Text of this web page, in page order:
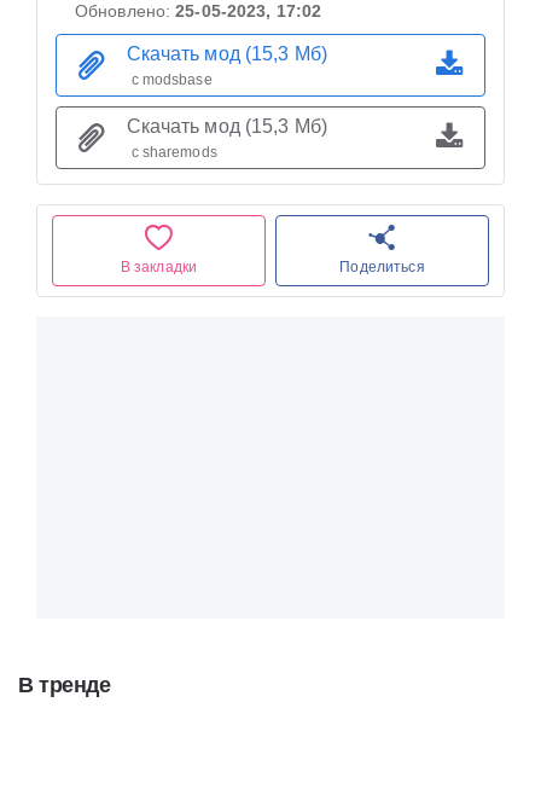
В закладки Поделиться
Обновлено:25-05-2023, 17:02
Скачать мод (15,3 Мб)
с modsbase
Скачать мод (15,3 Мб)
с sharemods
В тренде